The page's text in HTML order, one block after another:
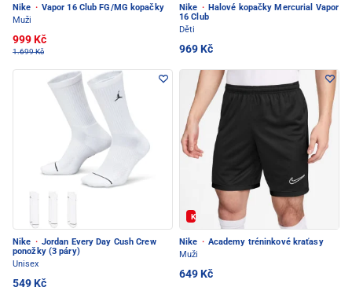
Nike · Vapor 16 Club FG/MG kopačky
Muži
999 Kč
1.699 Kč
Nike · Halové kopačky Mercurial Vapor
16 Club
Děti
969 Kč
Nike · Jordan Every Day Cush Crew
ponožky (3 páry)
Unisex
549 Kč
Kód: FOTBAL20
Nike · Academy tréninkové kraťasy
Muži
649 Kč